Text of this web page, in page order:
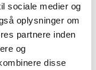
sociale medier og
oplysninger om
partnere inden
og
disse